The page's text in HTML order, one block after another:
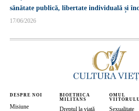
sănătate publică, libertate individuală și
17/06/2026
DESPRE NOI
Misiune
BIOETHICA
MILITANS
Dreptul la viață
OMUL
Sexualitate